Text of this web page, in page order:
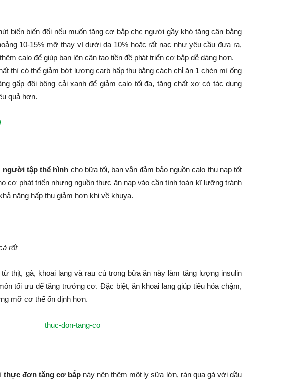
biến biến đổi nếu muốn tăng cơ bắp cho người gầy khó tăng cân bằng
10-15% mỡ thay vì dưới da 10% hoặc rất nạc như yêu cầu đưa ra,
calo để giúp bạn lên cân tạo tiền đề phát triển cơ bắp dễ dàng hơn.
thì có thể giảm bớt lượng carb hấp thu bằng cách chỉ ăn 1 chén mì ống
gấp đôi bông cải xanh để giảm calo tối đa, tăng chất xơ có tác dụng
quả hơn.
người tập thể hình cho bữa tối, bạn vẫn đảm bảo nguồn calo thu nạp tốt
cơ phát triển nhưng nguồn thực ăn nạp vào cần tính toán kĩ lưỡng tránh
năng hấp thu giảm hơn khi về khuya.
rốt
thịt, gà, khoai lang và rau củ trong bữa ăn này làm tăng lượng insulin
tối ưu để tăng trưởng cơ. Đặc biệt, ăn khoai lang giúp tiêu hóa chậm,
mỡ cơ thể ổn định hơn.
thực đơn tăng cơ bắpnày nên thêm một ly sữa lớn, rán qua gà với dầu